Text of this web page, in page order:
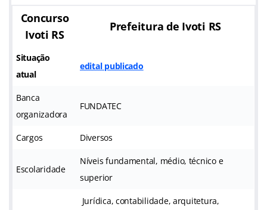
Concurso
Ivoti RS
Prefeitura de Ivoti RS
Situação
atual
edital publicado
Banca
organizadora
FUNDATEC
Cargos Diversos
Escolaridade
Níveis fundamental, médio, técnico e
superior
Jurídica, contabilidade, arquitetura,